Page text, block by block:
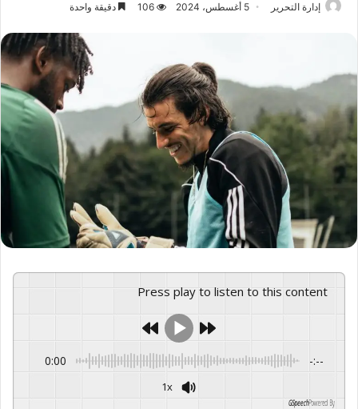
إدارة التحرير 5 أغسطس، 2024 106 دقيقة واحدة
Press play to listen to this content
0:00 -:--
1x
Powered By
GSpeech